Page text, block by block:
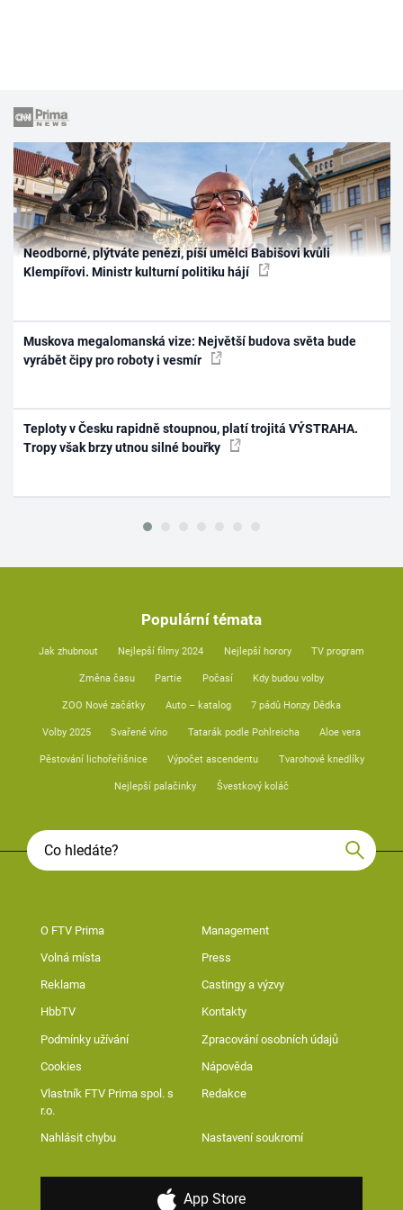
Neodborné, plýtváte penězi, píší umělci Babišovi kvůli
Klempířovi. Ministr kulturní politiku hájí
Muskova megalomanská vize: Největší budova světa bude
vyrábět čipy pro roboty i vesmír
Teploty v Česku rapidně stoupnou, platí trojitá VÝSTRAHA.
Tropy však brzy utnou silné bouřky
Populární témata
Jak zhubnout Nejlepší filmy 2024 Nejlepší horory TV program
Změna času Partie Počasí Kdy budou volby
ZOO Nové začátky Auto – katalog 7 pádů Honzy Dědka
Volby 2025 Svařené víno Tatarák podle Pohlreicha Aloe vera
Pěstování lichořeřišnice Výpočet ascendentu Tvarohové knedlíky
Nejlepší palačinky Švestkový koláč
O FTV Prima Management
Volná místa Press
Reklama Castingy a výzvy
HbbTV Kontakty
Podmínky užívání Zpracování osobních údajů
Cookies Nápověda
Vlastník FTV Prima spol. s
r.o.
Redakce
Nahlásit chybu Nastavení soukromí
App Store